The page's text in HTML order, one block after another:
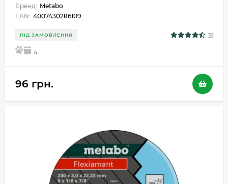
Бренд: Metabo
EAN: 4007430286109
ПІД ЗАМОВЛЕННЯ 33
5 4
96 грн.